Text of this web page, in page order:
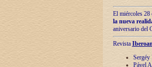
El miércoles 28
la nueva
aniversario del
Revista
Sergéy
Pável